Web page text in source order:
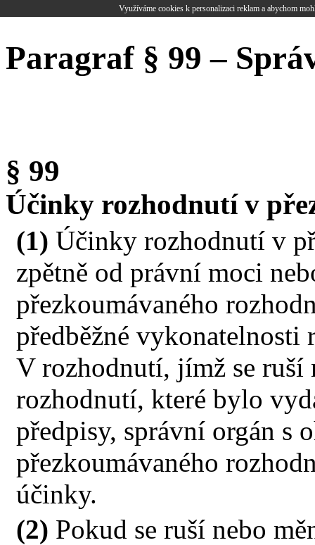
Využíváme cookies k personalizaci reklam a abychom
Paragraf § 99 –
§ 99
Účinky rozhodnutí v
(1) Účinky rozhodnutí v
zpětně od právní moci
přezkoumávaného
předběžné
V rozhodnutí, jímž se ruší
rozhodnutí, které bylo
předpisy, správní orgán s
přezkoumávaného
účinky.
(2) Pokud se ruší nebo